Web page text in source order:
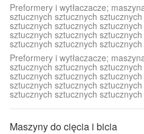
Preformery i wytłaczacze;
sztucznych sztucznych
sztucznych sztucznych
sztucznych sztucznych
sztucznych sztucznych sztucznych
Preformery i wytłaczacze;
sztucznych sztucznych
sztucznych sztucznych
sztucznych sztucznych
sztucznych sztucznych sztucznych
Maszyny do cięcia i bicia